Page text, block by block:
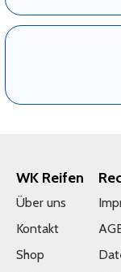
WK Reifen
Über uns
Kontakt
Shop